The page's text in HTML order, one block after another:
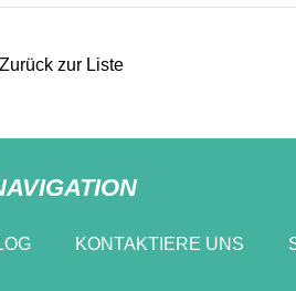
Zurück zur Liste
KONTAKTIERE UNS